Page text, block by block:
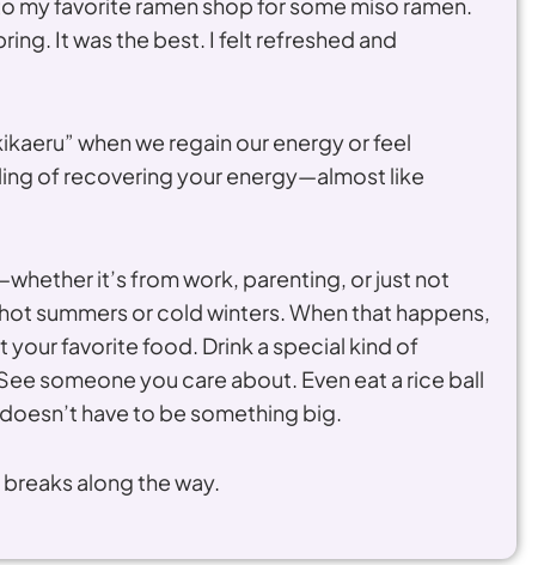
It was the best. I felt refreshed and
when we regain our energy or feel
of recovering your energy—almost like
it’s from work, parenting, or just not
summers or cold winters. When that happens,
your favorite food. Drink a special kind of
someone you care about. Even eat a rice ball
have to be something big.
along the way.